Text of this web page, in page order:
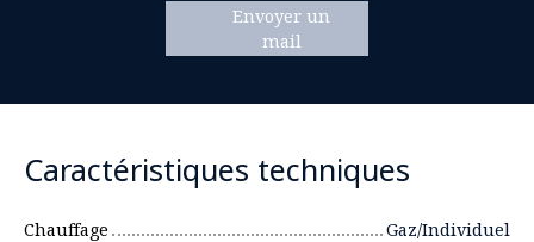
Envoyer un
mail
Caractéristiques techniques
Chauffage
Gaz/Individuel